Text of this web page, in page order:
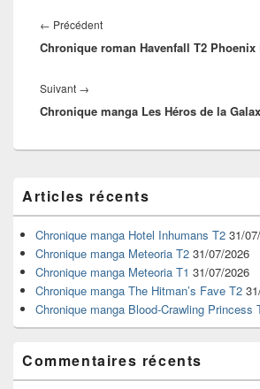
de
l’article
← PrécédentArticle
précédent :
Chronique roman Havenfall T2 Phoenix
Suivant →
suivant :
Chronique manga Les Héros de la
principale
de
widget
pour
barre
latérale
Articles récents
Chronique manga Hotel Inhumans T2 31/
Chronique manga Meteoria T2 31/07/2026
Chronique manga Meteoria T1 31/07/2026
Chronique manga The Hitman’s Fave T2
Chronique manga Blood-Crawling Princess
Commentaires récents